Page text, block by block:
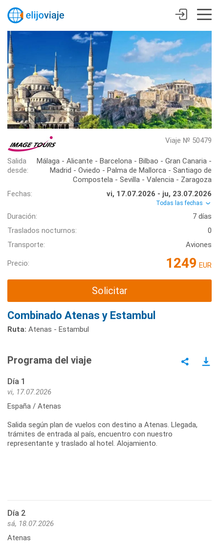
Viaje № 50479
Salida
desde:
Málaga - Alicante - Barcelona - Bilbao - Gran Canaria -
Madrid - Oviedo - Palma de Mallorca - Santiago de
Compostela - Sevilla - Valencia - Zaragoza
Fechas:
vi, 17.07.2026 - ju, 23.07.2026
Todas las fechas
Duración:
7 días
Traslados nocturnos:
0
Transporte:
Aviones
Precio: 1249 EUR
Solicitar
Combinado Atenas y Estambul
Ruta: Atenas - Estambul
Programa del viaje
Día 1
vi, 17.07.2026
España / Atenas
Salida según plan de vuelos con destino a Atenas. Llegada,
trámites de entrada al país, encuentro con nuestro
representante y traslado al hotel. Alojamiento.
Día 2
sá, 18.07.2026
Atenas